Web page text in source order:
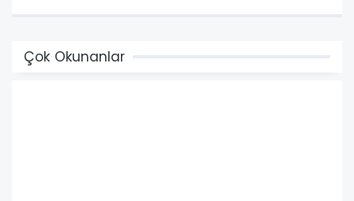
Çok Okunanlar